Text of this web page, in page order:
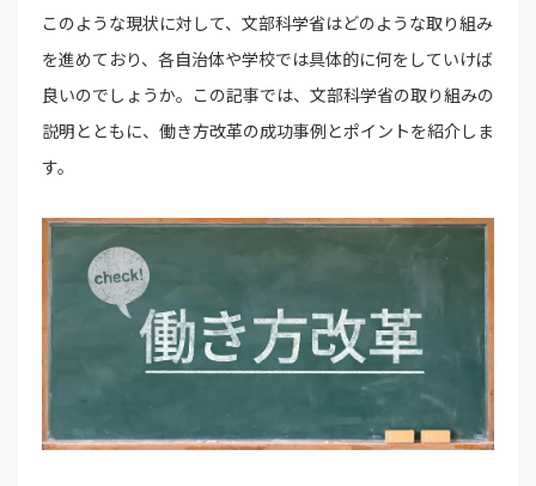
このような現状に対して、文部科学省はどのような取り組み
を進めており、各自治体や学校では具体的に何をしていけば
良いのでしょうか。この記事では、文部科学省の取り組みの
説明とともに、働き方改革の成功事例とポイントを紹介しま
す。